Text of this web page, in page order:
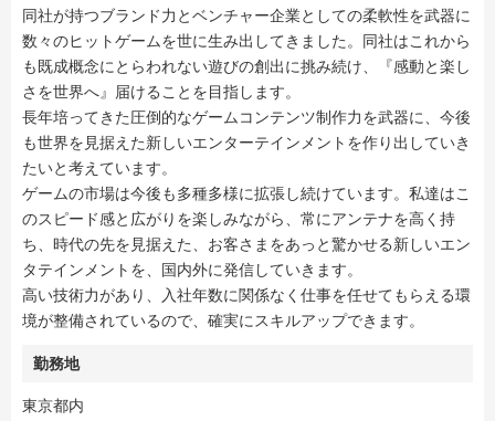
同社が持つブランド力とベンチャー企業としての柔軟性を武器に
数々のヒットゲームを世に生み出してきました。同社はこれから
も既成概念にとらわれない遊びの創出に挑み続け、『感動と楽し
さを世界へ』届けることを目指します。
長年培ってきた圧倒的なゲームコンテンツ制作力を武器に、今後
も世界を見据えた新しいエンターテインメントを作り出していき
たいと考えています。
ゲームの市場は今後も多種多様に拡張し続けています。私達はこ
のスピード感と広がりを楽しみながら、常にアンテナを高く持
ち、時代の先を見据えた、お客さまをあっと驚かせる新しいエン
タテインメントを、国内外に発信していきます。
高い技術力があり、入社年数に関係なく仕事を任せてもらえる環
境が整備されているので、確実にスキルアップできます。
勤務地
東京都内